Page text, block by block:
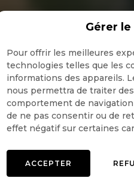
Gérer
Pour offrir les meilleures
technologies telles que les
informations des appareils.
nous permettra de traiter
comportement de
de ne pas consentir ou de
effet négatif sur certaines
ACCEPTER